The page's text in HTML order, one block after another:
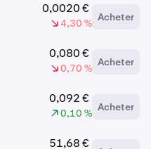
0,0020 €
4,30 %
Acheter
0,080 €
0,70 %
Acheter
0,092 €
0,10 %
Acheter
51,68 €